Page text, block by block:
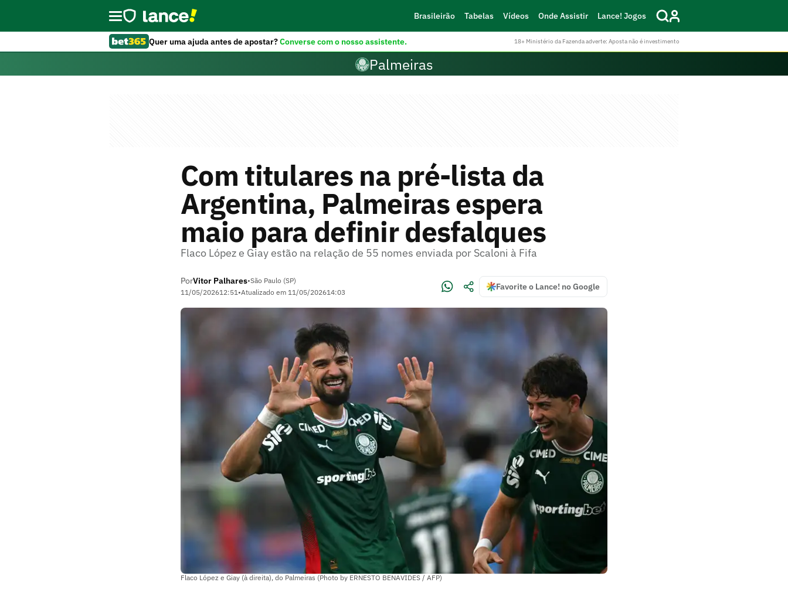
Brasileirão Tabelas Vídeos Onde Assistir Lance! Jogos
Quer uma ajuda antes de apostar?Converse com o nosso assistente. 18+ Ministério da Fazenda adverte: Aposta não é investimento
Palmeiras
Com titulares na pré-lista da
Argentina, Palmeiras espera
maio para definir desfalques
Flaco López e Giay estão na relação de 55 nomes enviada por Scaloni à Fifa
PorVitor Palhares•São Paulo (SP)
11/05/202612:51•Atualizado em 11/05/202614:03
Favorite o Lance! no Google
Flaco López e Giay (à direita), do Palmeiras (Photo by ERNESTO BENAVIDES / AFP)